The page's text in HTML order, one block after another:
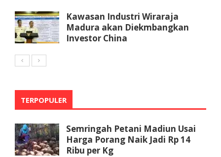
Kawasan Industri Wiraraja
Madura akan Diekmbangkan
Investor China
TERPOPULER
Semringah Petani Madiun Usai
Harga Porang Naik Jadi Rp 14
Ribu per Kg